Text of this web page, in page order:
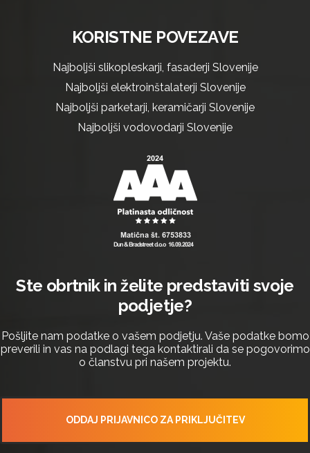
KORISTNE POVEZAVE
Najboljši slikopleskarji, fasaderji Slovenije
Najboljši elektroinštalaterji Slovenije
Najboljši parketarji, keramičarji Slovenije
Najboljši vodovodarji Slovenije
Ste obrtnik in želite predstaviti svoje
podjetje?
Pošljite nam podatke o vašem podjetju. Vaše podatke bomo
preverili in vas na podlagi tega kontaktirali da se pogovorimo
o članstvu pri našem projektu.
ODDAJ PRIJAVNICO ZA PRIKLJUČITEV